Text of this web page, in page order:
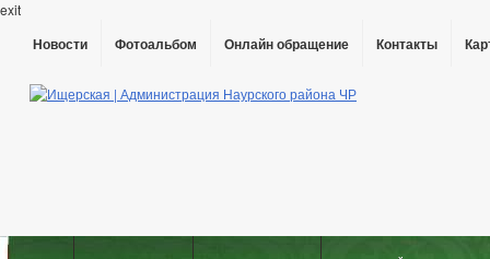
exit
Новости Фотоальбом Онлайн обращение Контакты